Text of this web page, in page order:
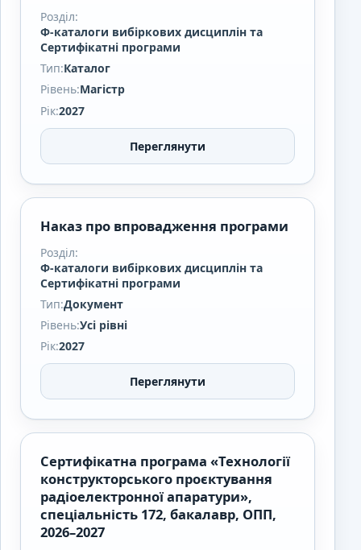
Розділ:
Ф-каталоги вибіркових дисциплін та
Сертифікатні програми
Тип:Каталог
Рівень:Магістр
Рік:2027
Переглянути
Наказ про впровадження програми
Розділ:
Ф-каталоги вибіркових дисциплін та
Сертифікатні програми
Тип:Документ
Рівень:Усі рівні
Рік:2027
Переглянути
Сертифікатна програма «Технології
конструкторського проєктування
радіоелектронної апаратури»,
спеціальність 172, бакалавр, ОПП,
2026–2027